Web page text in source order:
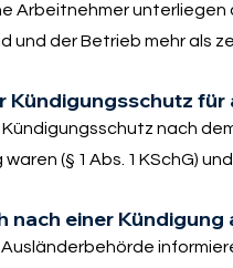
Arbeitnehmer unterliegen
und der Betrieb mehr als
Kündigungsschutz
nach
(§ 1 Abs. 1 KSchG)
nach einer
Ausländerbehörde